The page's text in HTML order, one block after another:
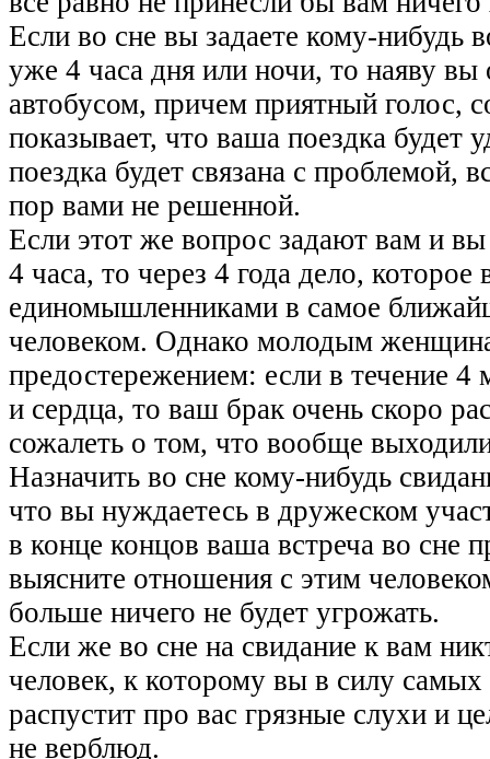
Если во сне вы задаете кому-
уже 4 часа дня или ночи, то наяву вы
автобусом, причем приятный голос,
показывает, что ваша поездка будет
поездка будет связана с проблемой,
пор вами не решенной.
Если этот же вопрос задают вам и
4 часа, то через 4 года дело,
единомышленниками в самое
человеком. Однако молодым
предостережением: если в течение
и сердца, то ваш брак очень скоро
сожалеть о том, что вообще
Назначить во сне кому-нибудь
что вы нуждаетесь в дружеском
в конце концов ваша встреча во сне
выясните отношения с этим
больше ничего не будет угрожать.
Если же во сне на свидание к вам
человек, к которому вы в силу
распустит про вас грязные слухи и
не верблюд.